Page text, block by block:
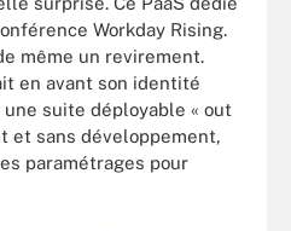
Workday Rising.
même un revirement.
en avant son identité
suite déployable « out
et sans développement,
paramétrages pour